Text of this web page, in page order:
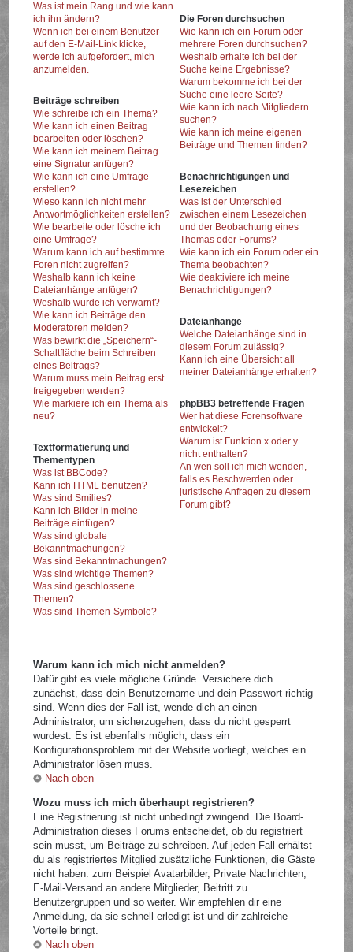
Was ist mein Rang und wie kann
ich ihn ändern?
Wenn ich bei einem Benutzer
auf den E-Mail-Link klicke,
werde ich aufgefordert, mich
anzumelden.
Beiträge schreiben
Wie schreibe ich ein Thema?
Wie kann ich einen Beitrag
bearbeiten oder löschen?
Wie kann ich meinem Beitrag
eine Signatur anfügen?
Wie kann ich eine Umfrage
erstellen?
Wieso kann ich nicht mehr
Antwortmöglichkeiten erstellen?
Wie bearbeite oder lösche ich
eine Umfrage?
Warum kann ich auf bestimmte
Foren nicht zugreifen?
Weshalb kann ich keine
Dateianhänge anfügen?
Weshalb wurde ich verwarnt?
Wie kann ich Beiträge den
Moderatoren melden?
Was bewirkt die „Speichern“-
Schaltfläche beim Schreiben
eines Beitrags?
Warum muss mein Beitrag erst
freigegeben werden?
Wie markiere ich ein Thema als
neu?
Textformatierung und
Thementypen
Was ist BBCode?
Kann ich HTML benutzen?
Was sind Smilies?
Kann ich Bilder in meine
Beiträge einfügen?
Was sind globale
Bekanntmachungen?
Was sind Bekanntmachungen?
Was sind wichtige Themen?
Was sind geschlossene
Themen?
Was sind Themen-Symbole?
Die Foren durchsuchen
Wie kann ich ein Forum oder
mehrere Foren durchsuchen?
Weshalb erhalte ich bei der
Suche keine Ergebnisse?
Warum bekomme ich bei der
Suche eine leere Seite?
Wie kann ich nach Mitgliedern
suchen?
Wie kann ich meine eigenen
Beiträge und Themen finden?
Benachrichtigungen und
Lesezeichen
Was ist der Unterschied
zwischen einem Lesezeichen
und der Beobachtung eines
Themas oder Forums?
Wie kann ich ein Forum oder ein
Thema beobachten?
Wie deaktiviere ich meine
Benachrichtigungen?
Dateianhänge
Welche Dateianhänge sind in
diesem Forum zulässig?
Kann ich eine Übersicht all
meiner Dateianhänge erhalten?
phpBB3 betreffende Fragen
Wer hat diese Forensoftware
entwickelt?
Warum ist Funktion x oder y
nicht enthalten?
An wen soll ich mich wenden,
falls es Beschwerden oder
juristische Anfragen zu diesem
Forum gibt?
Warum kann ich mich nicht anmelden?
Dafür gibt es viele mögliche Gründe. Versichere dich
zunächst, dass dein Benutzername und dein Passwort richtig
sind. Wenn dies der Fall ist, wende dich an einen
Administrator, um sicherzugehen, dass du nicht gesperrt
wurdest. Es ist ebenfalls möglich, dass ein
Konfigurationsproblem mit der Website vorliegt, welches ein
Administrator lösen muss.
Nach oben
Wozu muss ich mich überhaupt registrieren?
Eine Registrierung ist nicht unbedingt zwingend. Die Board-
Administration dieses Forums entscheidet, ob du registriert
sein musst, um Beiträge zu schreiben. Auf jeden Fall erhältst
du als registriertes Mitglied zusätzliche Funktionen, die Gäste
nicht haben: zum Beispiel Avatarbilder, Private Nachrichten,
E-Mail-Versand an andere Mitglieder, Beitritt zu
Benutzergruppen und so weiter. Wir empfehlen dir eine
Anmeldung, da sie schnell erledigt ist und dir zahlreiche
Vorteile bringt.
Nach oben